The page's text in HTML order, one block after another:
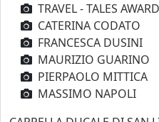
TRAVEL - TALES AWARD
CATERINA CODATO
FRANCESCA DUSINI
MAURIZIO GUARINO
PIERPAOLO MITTICA
MASSIMO NAPOLI